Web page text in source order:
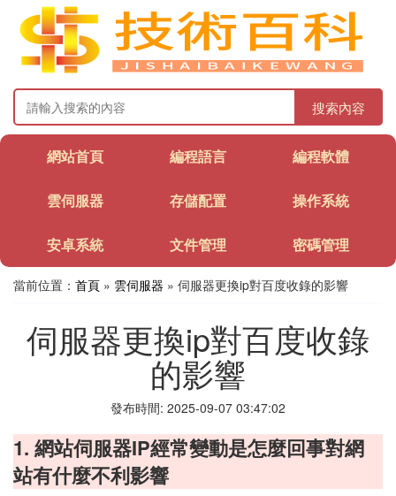
搜索內容
網站首頁 編程語言 編程軟體
雲伺服器 存儲配置 操作系統
安卓系統 文件管理 密碼管理
當前位置： 首頁 » 雲伺服器 » 伺服器更換ip對百度收錄的影響
伺服器更換ip對百度收錄
的影響
發布時間: 2025-09-07 03:47:02
1. 網站伺服器IP經常變動是怎麼回事對網
站有什麼不利影響